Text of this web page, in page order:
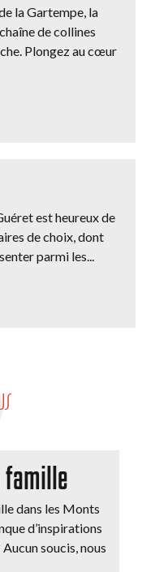
la Gartempe, la
de collines
Plongez au cœur
est heureux de
de choix, dont
parmi les...
famille
dans les Monts
d’inspirations
soucis, nous